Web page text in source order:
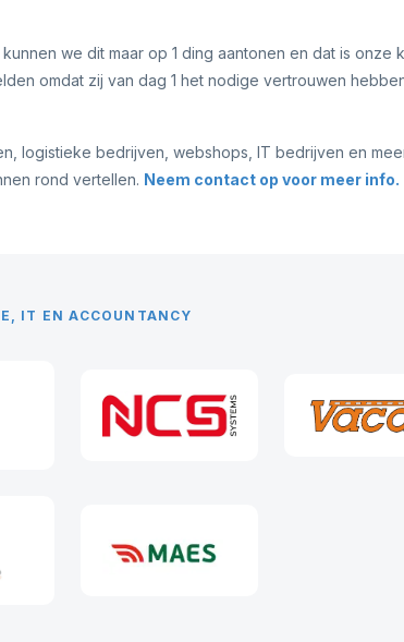
we dit maar op 1 ding aantonen en dat is onze
omdat zij van dag 1 het nodige vertrouwen
logistieke bedrijven, webshops, IT bedrijven en
rond vertellen. Neem contact op voor meer info.
IT EN ACCOUNTANCY